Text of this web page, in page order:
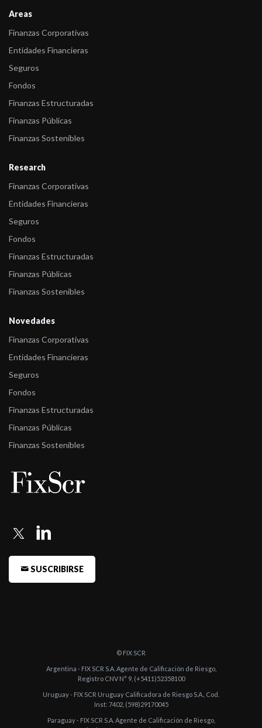
Areas
Finanzas Corporativas
Entidades Financieras
Seguros
Fondos
Finanzas Estructuradas
Finanzas Públicas
Finanzas Sostenibles
Research
Finanzas Corporativas
Entidades Financieras
Seguros
Fondos
Finanzas Estructuradas
Finanzas Públicas
Finanzas Sostenibles
Novedades
Finanzas Corporativas
Entidades Financieras
Seguros
Fondos
Finanzas Estructuradas
Finanzas Públicas
Finanzas Sostenibles
SUSCRIBIRSE
© FIX SCR
Argentina - FIX SCR S.A. Agente de Calificación de Riesgo,
Registro CNV N° 9, (+5411)52358100
Uruguay - FIX SCR Uruguay Calificadora de Riesgo S.A., Cod.
Inst: 7402, (598)29170045
Paraguay - FIX SCR S.A. Agente de Calificación de Riesgo,